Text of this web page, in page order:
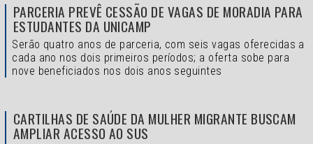
PARCERIA PREVÊ CESSÃO DE VAGAS DE MORADIA PARA
ESTUDANTES DA UNICAMP
Serão quatro anos de parceria, com seis vagas oferecidas a
cada ano nos dois primeiros períodos; a oferta sobe para
nove beneficiados nos dois anos seguintes
CARTILHAS DE SAÚDE DA MULHER MIGRANTE BUSCAM
AMPLIAR ACESSO AO SUS